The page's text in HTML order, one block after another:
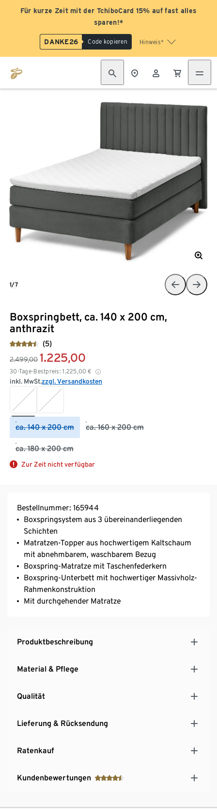
Für kurze Zeit mit der TchiboCard 15% auf fast alles
sparen!*
DANKE26 Code kopieren Hinweis*
Boxspringbett, ca. 140 x 200 cm,
anthrazit
(5)
2.499,00 1.225,00
30-Tage-Bestpreis: 1.225,00 €
inkl. MwSt.zzgl. Versandkosten
ca. 140 x 200 cm ca. 160 x 200 cm
ca. 180 x 200 cm
Zur Zeit nicht verfügbar
1/7
Bestellnummer: 165944
Boxspringsystem aus 3 übereinanderliegenden
Schichten
Matratzen-Topper aus hochwertigem Kaltschaum
mit abnehmbarem, waschbarem Bezug
Boxspring-Matratze mit Taschenfederkern
Boxspring-Unterbett mit hochwertiger Massivholz-
Rahmenkonstruktion
Mit durchgehender Matratze
Produktbeschreibung
Material & Pflege
Qualität
Lieferung & Rücksendung
Ratenkauf
Kundenbewertungen